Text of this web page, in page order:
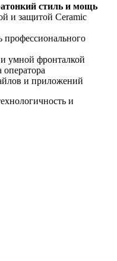
стиль и мощь
и защитой Ceramic
профессионального
умной фронталкой
оператора
и приложений
и